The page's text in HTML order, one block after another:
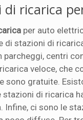
di ricarica
per auto
di stazioni di
parcheggi, centri
veloce, che
sono gratuite.
stazioni di ricarica
Infine, ci sono le